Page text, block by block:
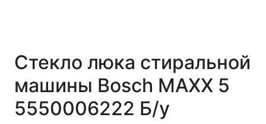
Стекло люка стиральной
машины Bosch MAXX 5
5550006222 Б/у